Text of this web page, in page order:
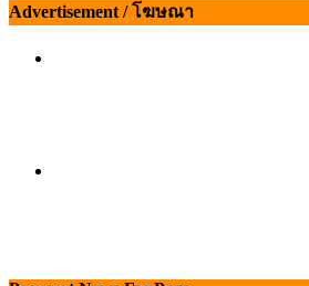
Advertisement / โฆษณา